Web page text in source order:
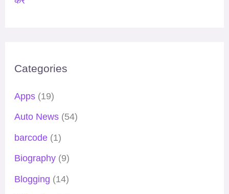
Categories
Apps(19)
Auto News(54)
barcode(1)
Biography(9)
Blogging (14)